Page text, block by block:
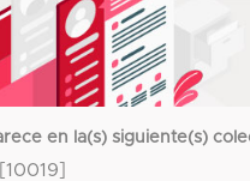
en la(s) siguiente(s)
[10019]